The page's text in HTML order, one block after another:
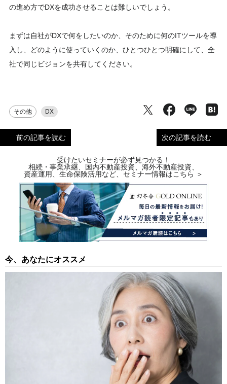
の進め方でDXを成功させることは難しいでしょう。
まずは自社がDXで何をしたいのか、そのために何のITツールを導
入し、どのように使っていくのか、ひとつひとつ明確にして、全
社で同じビジョンを共有してください。
その他 DX
前の記事を読む 次の記事を読む
受けたいセミナーが必ず見つかる！
相続・事業承継、国内不動産投資、海外不動産投資、
資産運用、生命保険活用など、セミナー情報はこちら ＞
今、あなたにオススメ